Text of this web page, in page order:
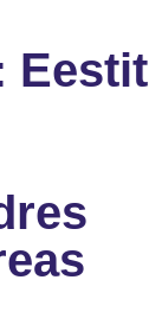
Eestit